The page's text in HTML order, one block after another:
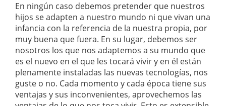
En ningún caso debemos pretender que nuestros
hijos se adapten a nuestro mundo ni que vivan una
infancia con la referencia de la nuestra propia, por
muy buena que fuera. En su lugar, debemos ser
nosotros los que nos adaptemos a su mundo que
es el nuevo en el que les tocará vivir y en él están
plenamente instaladas las nuevas tecnologías, nos
guste o no. Cada momento y cada época tiene sus
ventajas y sus inconvenientes, aprovechemos las